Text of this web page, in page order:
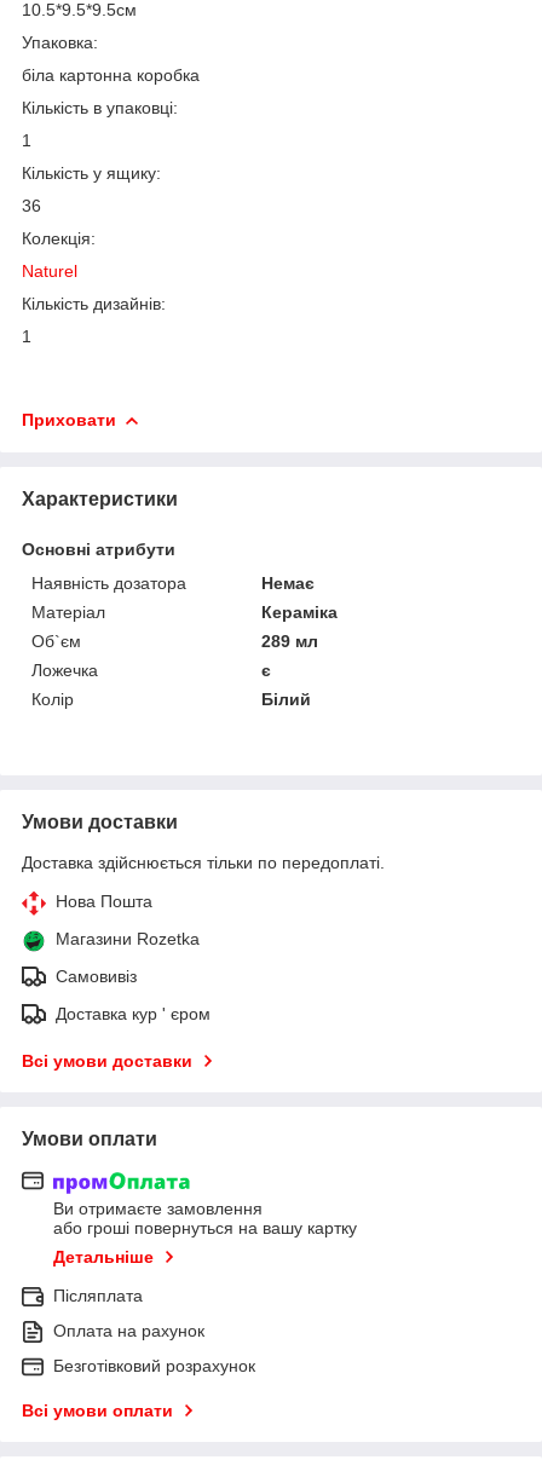
10.5*9.5*9.5см
Упаковка:
біла картонна коробка
Кількість в упаковці:
1
Кількість у ящику:
36
Колекція:
Naturel
Кількість дизайнів:
1
Приховати
Характеристики
Основні атрибути
Наявність дозатора
Немає
Матеріал
Кераміка
Об`єм
289 мл
Ложечка
є
Колір
Білий
Умови доставки
Доставка здійснюється тільки по передоплаті.
Нова Пошта
Магазини Rozetka
Самовивіз
Доставка кур ' єром
Всі умови доставки
Умови оплати
Ви отримаєте замовлення
або гроші повернуться на вашу картку
Детальніше
Післяплата
Оплата на рахунок
Безготівковий розрахунок
Всі умови оплати